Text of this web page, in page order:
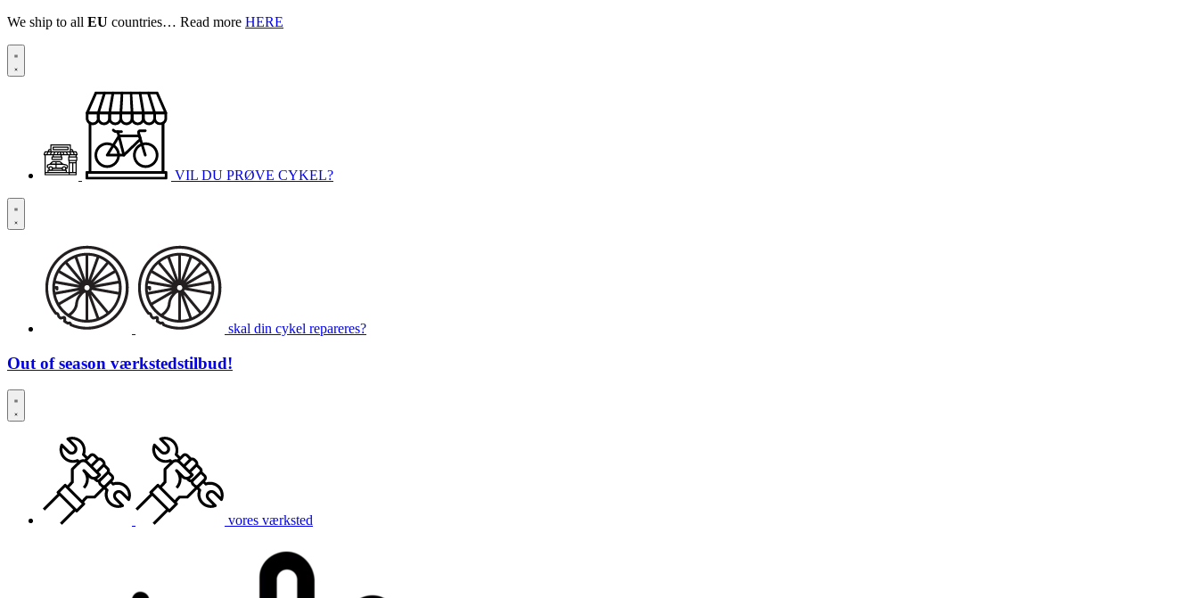
We ship to all EU countries… Read more HERE
VIL DU PRØVE CYKEL?
skal din cykel repareres?
Out of season værkstedstilbud!
vores værksted